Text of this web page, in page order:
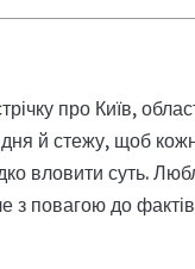
про Київ,
й стежу, щоб
вловити суть.
з повагою до фактів